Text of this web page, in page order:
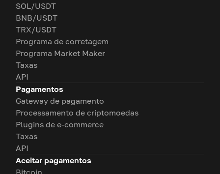
SOL/USDT
BNB/USDT
TRX/USDT
Programa de corretagem
Programa Market Maker
Taxas
API
Pagamentos
Gateway de pagamento
Processamento de criptomoedas
Plugins de e-commerce
Taxas
API
Aceitar pagamentos